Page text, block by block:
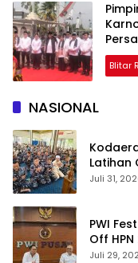
Blitar
NASIONAL
Latihan
2026
Juli 31,
PWI
Off
Juli 29,